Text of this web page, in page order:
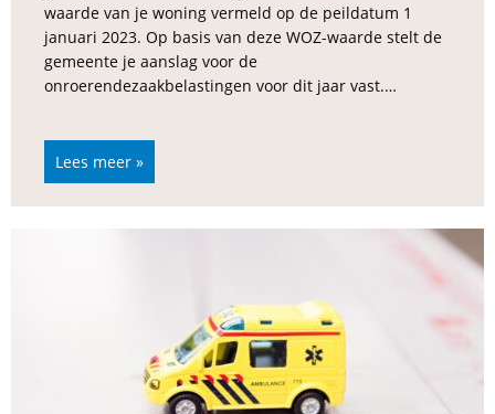
waarde van je woning vermeld op de peildatum 1
januari 2023. Op basis van deze WOZ-waarde stelt de
gemeente je aanslag voor de
onroerendezaakbelastingen voor dit jaar vast.…
Lees meer »